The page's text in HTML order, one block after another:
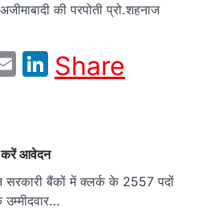
की परपोती प्रो.शहनाज
EmailLinkedIn
Share
करें आवेदन
सरकारी बैंकों में क्लर्क के 2557 पदों